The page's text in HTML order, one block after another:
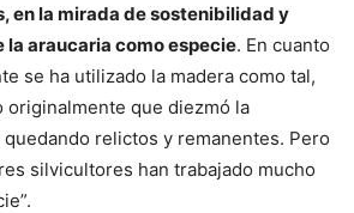
en la mirada de sostenibilidad y
araucaria como especie. En cuanto
se ha utilizado la madera como tal,
originalmente que diezmó la
relictos y remanentes. Pero
silvicultores han trabajado mucho